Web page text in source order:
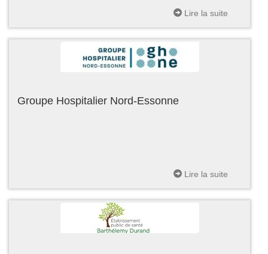
Lire la suite
Groupe Hospitalier Nord-Essonne
Lire la suite